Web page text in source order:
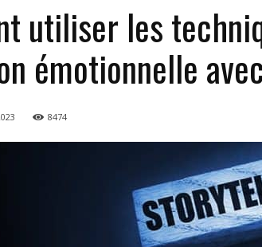
utiliser les
émotionnelle
8474